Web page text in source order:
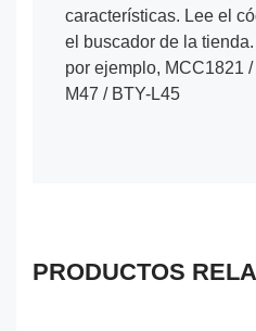
características. Lee el
el buscador de la tienda.
por ejemplo, MCC1821
M47 / BTY-L45
PRODUCTOS